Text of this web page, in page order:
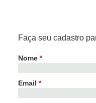
Faça seu cadastro
Nome *
Email *